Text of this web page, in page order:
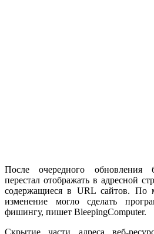
После очередного обновления
перестал отображать в адресной
содержащиеся в URL сайтов. По
изменение могло сделать
фишингу, пишет BleepingComputer.
Скрытие части адреса веб-